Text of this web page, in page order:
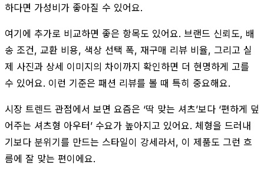
하다면 가성비가 좋아질 수 있어요.
여기에 추가로 비교하면 좋은 항목도 있어요. 브랜드 신뢰도, 배
송 조건, 교환 비용, 색상 선택 폭, 재구매 리뷰 비율, 그리고 실
제 사진과 상세 이미지의 차이까지 확인하면 더 현명하게 고를
수 있어요. 이런 기준은 패션 리뷰를 볼 때 특히 중요해요.
시장 트렌드 관점에서 보면 요즘은 ‘딱 맞는 셔츠’보다 ‘편하게 덮
어주는 셔츠형 아우터’ 수요가 높아지고 있어요. 체형을 드러내
기보다 분위기를 만드는 스타일이 강세라서, 이 제품도 그런 흐
름에 잘 맞는 편이에요.